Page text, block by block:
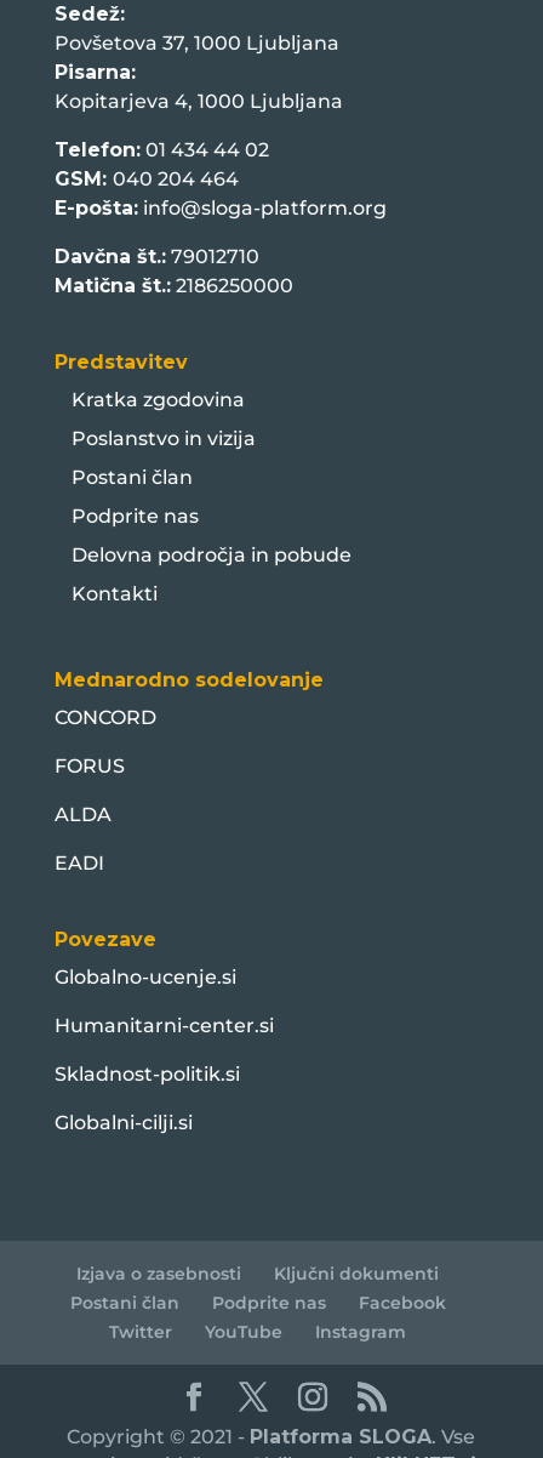
Sedež:
Povšetova 37, 1000 Ljubljana
Pisarna:
Kopitarjeva 4, 1000 Ljubljana
Telefon:01 434 44 02
GSM: 040 204 464
E-pošta: info@sloga-platform.org
Davčna št.:79012710
Matična št.:2186250000
Predstavitev
Kratka zgodovina
Poslanstvo in vizija
Postani član
Podprite nas
Delovna področja in pobude
Kontakti
Mednarodno sodelovanje
CONCORD
FORUS
ALDA
EADI
Povezave
Globalno-ucenje.si
Humanitarni-center.si
Skladnost-politik.si
Globalni-cilji.si
Izjava o zasebnosti
Ključni dokumenti
Postani član
Podprite nas
Facebook
Twitter
YouTube Instagram
Copyright © 2021 - Platforma SLOGA. Vse